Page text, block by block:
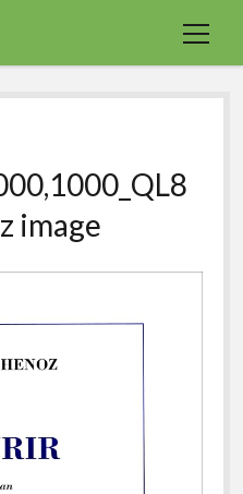
open
image